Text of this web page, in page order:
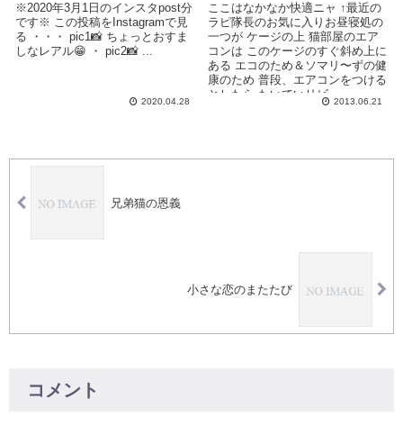
※2020年3月1日のインスタpost分
です※ この投稿をInstagramで見
る ・・・ pic1📸 ちょっとおすま
しなレアル😁 ・ pic2📸 ...
2020.04.28
ここはなかなか快適ニャ ↑最近の
ラピ隊長のお気に入りお昼寝処の
一つが ケージの上 猫部屋のエア
コンは このケージのすぐ斜め上に
ある エコのため＆ソマリ〜ずの健
康のため 普段、エアコンをつける
としたら たいていリビ...
2013.06.21
兄弟猫の恩義
小さな恋のまたたび
コメント